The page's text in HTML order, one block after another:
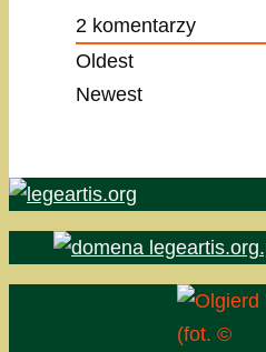
2 komentarzy
Oldest
Newest
(fot. ©